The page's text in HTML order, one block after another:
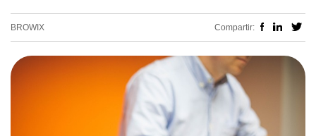
BROWIX Compartir: